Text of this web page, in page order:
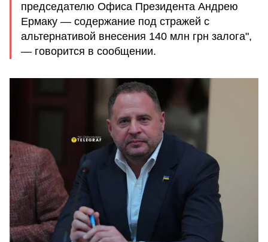
председателю Офиса Президента Андрею
Ермаку — содержание под стражей с
альтернативой внесения 140 млн грн залога",
— говорится в сообщении.